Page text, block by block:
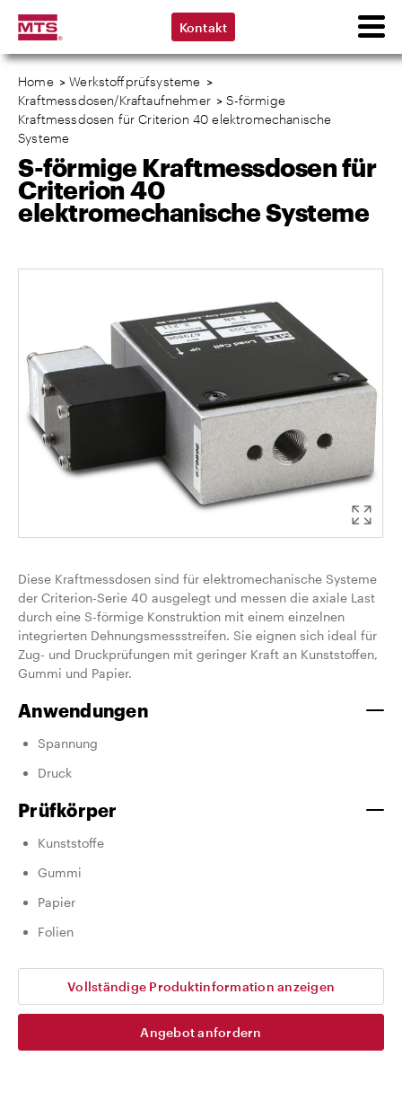
Kontakt
Home >Werkstoffprüfsysteme >
Kraftmessdosen/Kraftaufnehmer >S-förmige
Kraftmessdosen für Criterion 40 elektromechanische
Systeme
S-förmige Kraftmessdosen für
Criterion 40
elektromechanische Systeme
Diese Kraftmessdosen sind für elektromechanische Systeme
der Criterion-Serie 40 ausgelegt und messen die axiale Last
durch eine S-förmige Konstruktion mit einem einzelnen
integrierten Dehnungsmessstreifen. Sie eignen sich ideal für
Zug- und Druckprüfungen mit geringer Kraft an Kunststoffen,
Gummi und Papier.
Anwendungen
Spannung
Druck
Prüfkörper
Kunststoffe
Gummi
Papier
Folien
Vollständige Produktinformation anzeigen
Angebot anfordern